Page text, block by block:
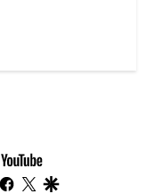
youtube-
footer
instagram
facebook
twitter